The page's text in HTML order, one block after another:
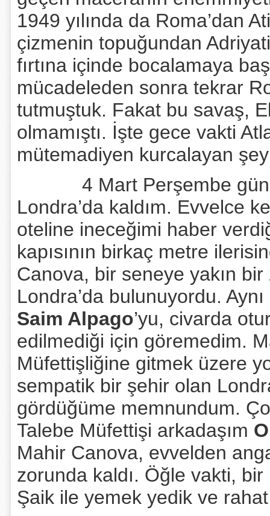
1949 yılında da Roma’dan
çizmenin topuğundan
fırtına içinde bocalamaya
mücadeleden sonra tekrar
tutmuştuk. Fakat bu savaş,
olmamıştı. İşte gece vakti
mütemadiyen kurcalayan
4 Mart Perşembe günü
Londra’da kaldım. Evvelce
oteline ineceğimi haber
kapısının birkaç metre
Canova, bir seneye yakın
Londra’da bulunuyordu.
Saim Alpago’yu, civarda
edilmediği için göremedim.
Müfettişliğine gitmek üzere
sempatik bir şehir olan
gördüğüme memnundum.
Talebe Müfettişi arkadaşım
Mahir Canova, evvelden
zorunda kaldı. Öğle vakti, bir
Şaik ile yemek yedik ve